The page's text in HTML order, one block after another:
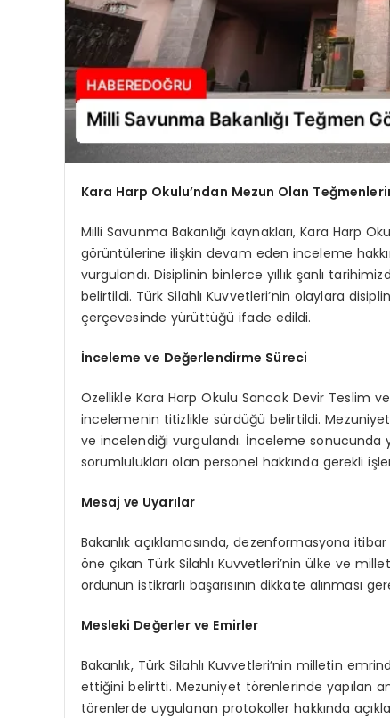
Kara Harp Okulu’ndan Mezun Olan
Milli Savunma Bakanlığı kaynakları, Kara Harp
görüntülerine ilişkin devam eden inceleme
vurgulandı. Disiplinin binlerce yıllık şanlı
belirtildi. Türk Silahlı Kuvvetleri’nin olaylara
çerçevesinde yürüttüğü ifade edildi.
İnceleme ve Değerlendirme Süreci
Özellikle Kara Harp Okulu Sancak Devir Teslim
incelemenin titizlikle sürdüğü belirtildi. Mezuniyet
ve incelendiği vurgulandı. İnceleme sonucunda
sorumlulukları olan personel hakkında gerekli
Mesaj ve Uyarılar
Bakanlık açıklamasında, dezenformasyona
öne çıkan Türk Silahlı Kuvvetleri’nin ülke ve
ordunun istikrarlı başarısının dikkate alınması
Mesleki Değerler ve Emirler
Bakanlık, Türk Silahlı Kuvvetleri’nin milletin
ettiğini belirtti. Mezuniyet törenlerinde yapılan
törenlerde uygulanan protokoller hakkında